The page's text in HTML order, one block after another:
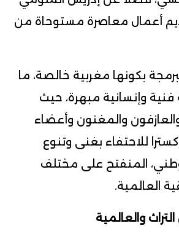
أعمال معاصرة مستوحاة من
بكونها مغربية خالصة، ما
وإنسانية مبهرة، حيث
والمغنون وأعضاء
للاحتفاء بغنى وتنوع
المنفتح على مختلف
العالمية.
والعالمية